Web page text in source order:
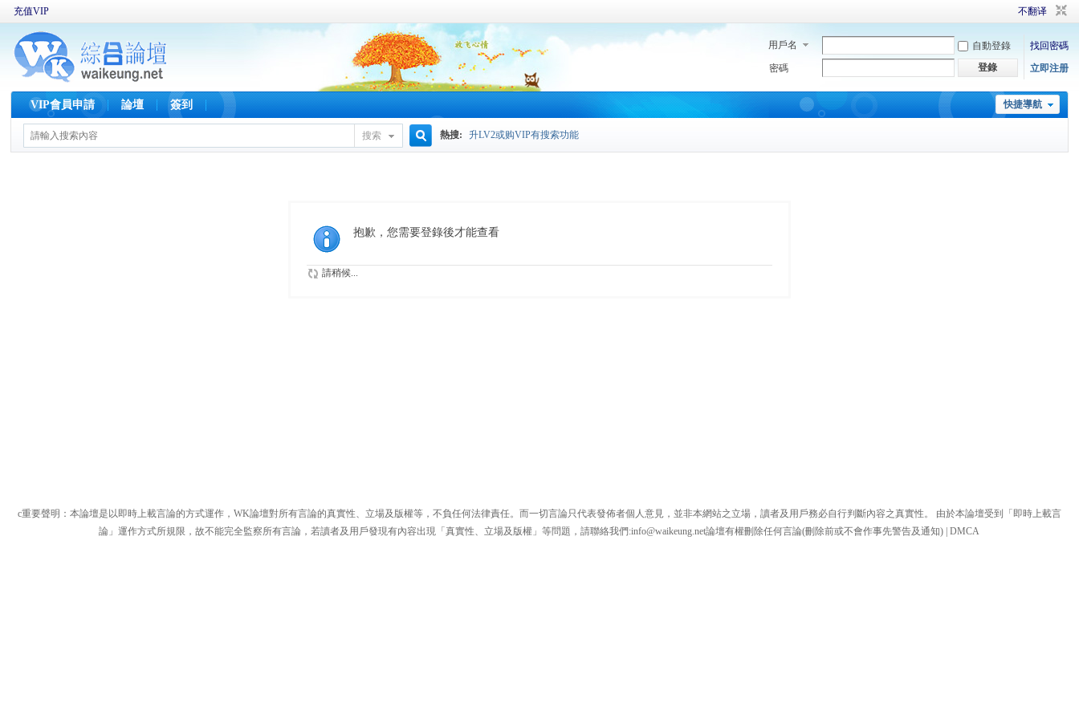
充值VIP 不翻译
用戶名 自動登錄
找回密碼
密碼
登錄 立即注册
快捷導航
VIP會員申請 論壇 簽到
搜索
索
熱搜: 升LV2或购VIP有搜索功能
抱歉，您需要登錄後才能查看
請稍候...
c重要聲明：本論壇是以即時上載言論的方式運作，WK論壇對所有言論的真實性、立場及版權等，不負任何法律責任。而一切言論只代表發佈者個人意見，並非本網站之立場，讀者及用戶務必自行判斷內容之真實性。 由於本論壇受到「即時上載言
論」運作方式所規限，故不能完全監察所有言論，若讀者及用戶發現有內容出現「真實性、立場及版權」等問題，請聯絡我們:info@waikeung.net論壇有權刪除任何言論(刪除前或不會作事先警告及通知) |DMCA